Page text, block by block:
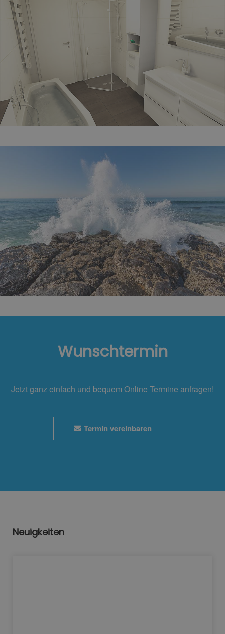
Wunschtermin
Jetzt ganz einfach und bequem Online Termine anfragen!
Termin vereinbaren
Neuigkeiten